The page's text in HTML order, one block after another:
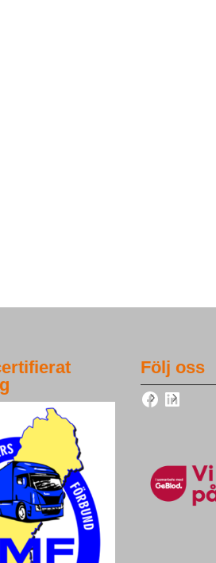
Följ oss
FacebookLinkedIn